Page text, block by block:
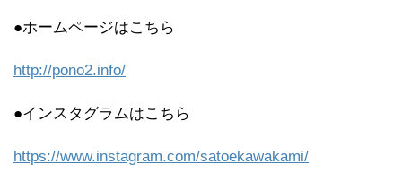
●ホームページはこちら
http://pono2.info/
●インスタグラムはこちら
https://www.instagram.com/satoekawakami/